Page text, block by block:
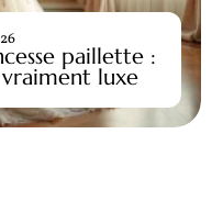
paillette :
luxe